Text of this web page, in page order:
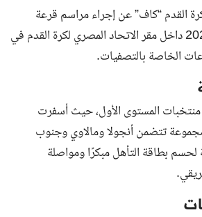
القدم “كاف” عن إجراء مراسم قرعة
تصفيات أمم إفريقيا 2027 داخل مقر الاتحاد المصري لكرة القدم في
الخاصة بالتصفيات.
المستوى الأول، حيث أسفرت
تتضمن أنجولا ومالاوي وجنوب
لحسم بطاقة التأهل مبكرًا ومواصلة